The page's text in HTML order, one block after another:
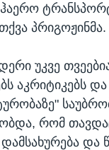
პრიგოჟინმა.
უკვე
აკრიტიკებს
რომ
და